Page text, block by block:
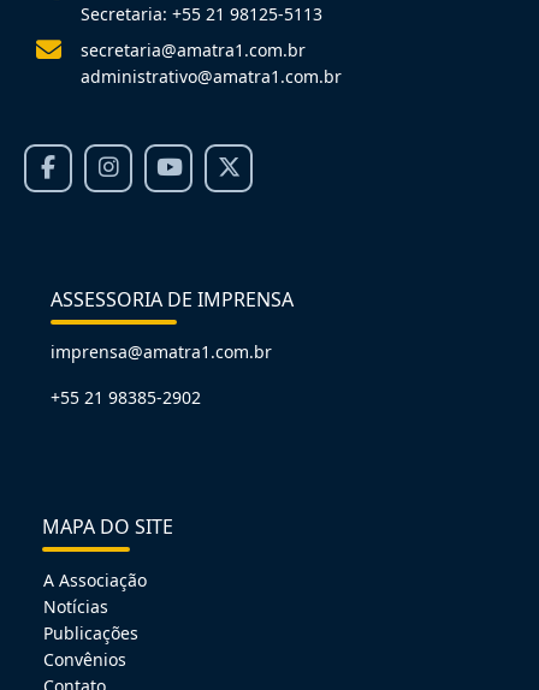
Secretaria: +55 21 98125-5113
secretaria@amatra1.com.br
administrativo@amatra1.com.br
ASSESSORIA DE IMPRENSA
imprensa@amatra1.com.br
+55 21 98385-2902
MAPA DO SITE
A Associação
Notícias
Publicações
Convênios